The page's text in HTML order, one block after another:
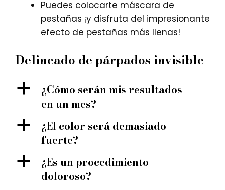
Puedes colocarte máscara de
pestañas ¡y disfruta del impresionante
efecto de pestañas más llenas!
Delineado de párpados invisible
a
¿Cómo serán mis resultados
en un mes?
a
¿El color será demasiado
fuerte?
a
¿Es un procedimiento
doloroso?